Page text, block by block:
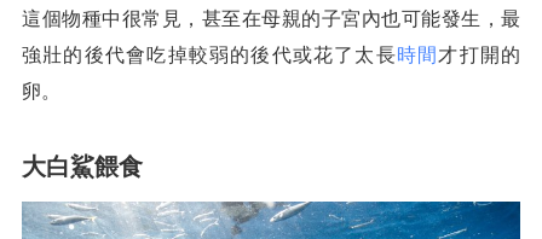
這個物種中很常見，甚至在母親的子宮內也可能發生，最
強壯的後代會吃掉較弱的後代或花了太長時間 才打開的
卵。
大白鯊餵食